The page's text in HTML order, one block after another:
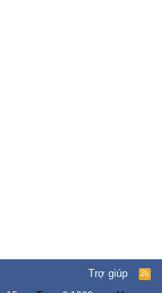
Trợ giúp
R